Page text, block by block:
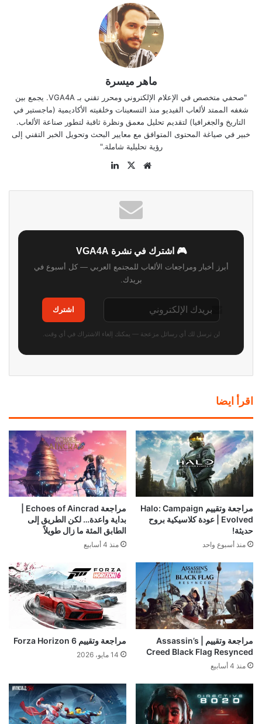
ماهر ميسرة
"صحفي متخصص في الإعلام الإلكتروني ومحرر تقني بـ VGA4A. يجمع بين
شغفه الممتد لألعاب الفيديو منذ التسعينات وخلفيته الأكاديمية (ماجستير في
التاريخ والجغرافيا) لتقديم تحليل معمق ونظرة ثاقبة لتطور صناعة الألعاب.
خبير في صياغة المحتوى المتوافق مع معايير البحث وتحويل الخبر التقني إلى
رؤية تحليلية شاملة."
موقع
‫X
🎮 اشترك في نشرة VGA4A
أبرز أخبار ومراجعات الألعاب للمجتمع العربي — كل أسبوع في
بريدك.
اشترك
لن نرسل لك أي رسائل مزعجة — يمكنك إلغاء الاشتراك في أي وقت.
اقرأ ايضا
مراجعة وتقييم Halo: Campaign
Evolved | عودة كلاسيكية بروح
حديثة!
منذ أسبوع واحد
بداية واعدة… لكن الطريق إلى
الطابق المئة ما زال طويلاً
منذ 4 أسابيع
مراجعة وتقييم | Assassin’s
Creed Black Flag Resynced
منذ 4 أسابيع
مراجعة وتقييم Forza Horizon 6
14 مايو، 2026